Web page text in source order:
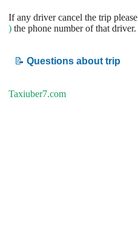
If any driver cancel the trip please
) the phone number of that driver.
📝 Questions about trip
Taxiuber7.com